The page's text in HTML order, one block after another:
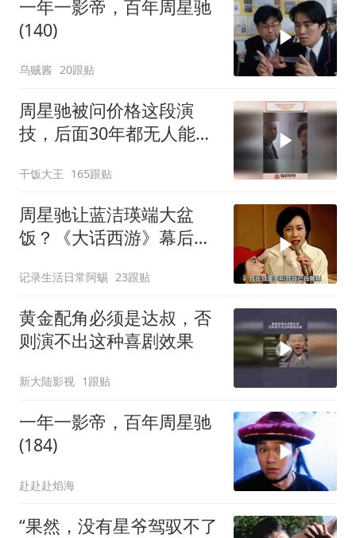
一年一影帝，百年周星驰
(140)
乌贼酱 20跟贴
周星驰被问价格这段演
技，后面30年都无人能
干饭大王 165跟贴
周星驰让蓝洁瑛端大盆
饭？《大话西游》幕后故
记录生活日常阿蜴 23跟贴
黄金配角必须是达叔，否
则演不出这种喜剧效果
新大陆影视 1跟贴
一年一影帝，百年周星驰
(184)
赴赴赴焰海
“果然，没有星爷驾驭不了